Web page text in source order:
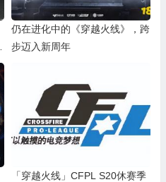
仍在进化中的《穿越火线》，跨
步迈入新周年
「穿越火线」CFPL S20休赛季